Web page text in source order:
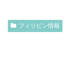
フィリピン情報